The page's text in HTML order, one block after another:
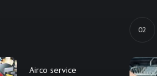
Airco service
02